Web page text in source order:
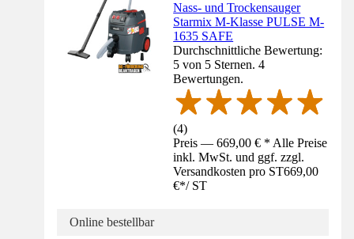
Nass- und Trockensauger
Starmix M-Klasse PULSE M-
1635 SAFE
Durchschnittliche Bewertung:
5 von 5 Sternen. 4
Bewertungen.
(4)
Preis — 669,00 € * Alle Preise
inkl. MwSt. und ggf. zzgl.
Versandkosten pro ST669,00
€*/ ST
Online bestellbar